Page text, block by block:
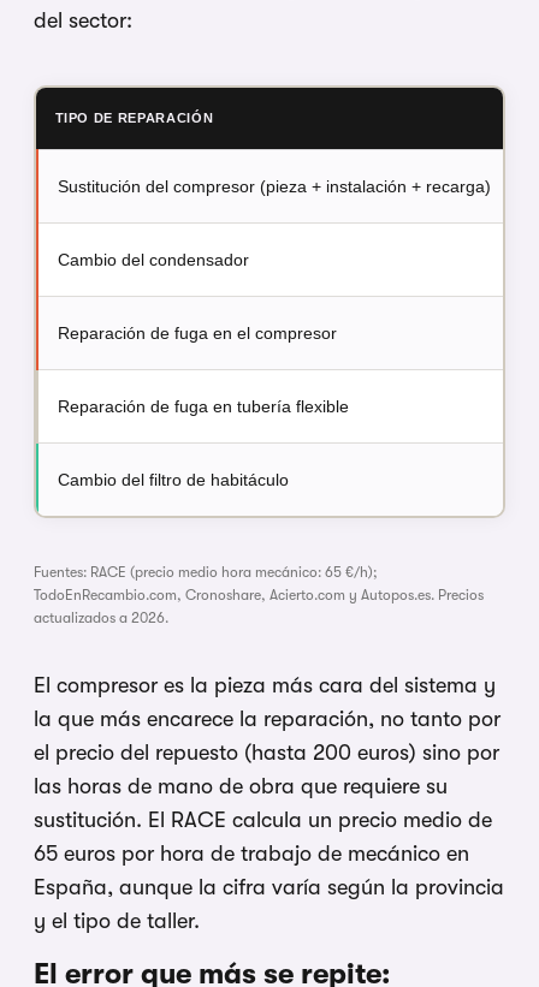
del sector:
TIPO DE REPARACIÓN
Sustitución del compresor (pieza + instalación + recarga)
Cambio del condensador
Reparación de fuga en el compresor
Reparación de fuga en tubería flexible
Cambio del filtro de habitáculo
Fuentes: RACE (precio medio hora mecánico: 65 €/h);
TodoEnRecambio.com, Cronoshare, Acierto.com y Autopos.es. Precios
actualizados a 2026.
El compresor es la pieza más cara del sistema y
la que más encarece la reparación, no tanto por
el precio del repuesto (hasta 200 euros) sino por
las horas de mano de obra que requiere su
sustitución. El RACE calcula un precio medio de
65 euros por hora de trabajo de mecánico en
España, aunque la cifra varía según la provincia
y el tipo de taller.
El error que más se repite: